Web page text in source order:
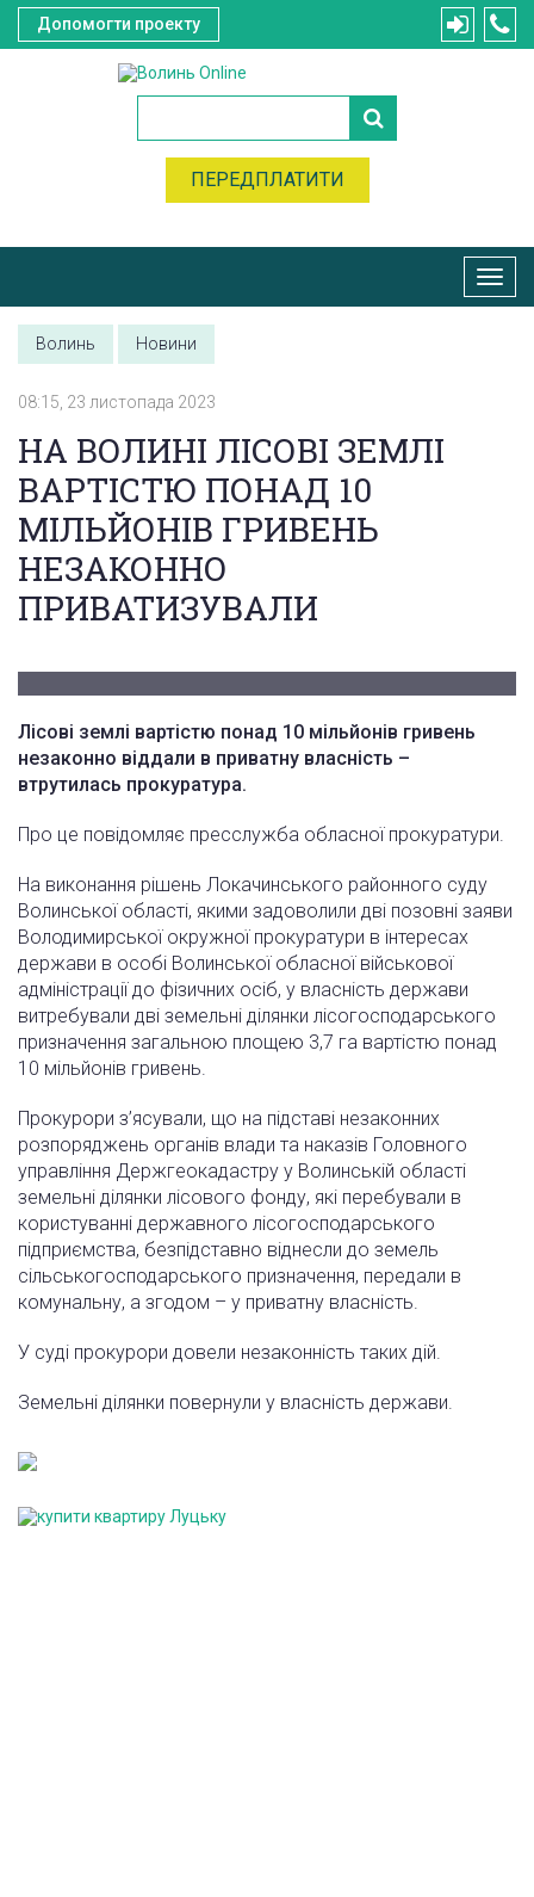
Допомогти проекту
ПЕРЕДПЛАТИТИ
Волинь Новини
08:15, 23 листопада 2023
НА ВОЛИНІ ЛІСОВІ ЗЕМЛІ
ВАРТІСТЮ ПОНАД 10
МІЛЬЙОНІВ ГРИВЕНЬ
НЕЗАКОННО
ПРИВАТИЗУВАЛИ
Лісові землі вартістю понад 10 мільйонів гривень
незаконно віддали в приватну власність –
втрутилась прокуратура.
Про це повідомляє пресслужба обласної прокуратури.
На виконання рішень Локачинського районного суду
Волинської області, якими задоволили дві позовні заяви
Володимирської окружної прокуратури в інтересах
держави в особі Волинської обласної військової
адміністрації до фізичних осіб, у власність держави
витребували дві земельні ділянки лісогосподарського
призначення загальною площею 3,7 га вартістю понад
10 мільйонів гривень.
Прокурори з’ясували, що на підставі незаконних
розпоряджень органів влади та наказів Головного
управління Держгеокадастру у Волинській області
земельні ділянки лісового фонду, які перебували в
користуванні державного лісогосподарського
підприємства, безпідставно віднесли до земель
сільськогосподарського призначення, передали в
комунальну, а згодом – у приватну власність.
У суді прокурори довели незаконність таких дій.
Земельні ділянки повернули у власність держави.